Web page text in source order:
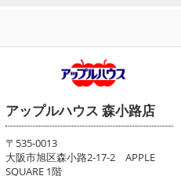
アップルハウス 森小路店
〒535-0013
大阪市旭区森小路2-17-2 APPLE
SQUARE 1階